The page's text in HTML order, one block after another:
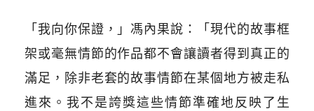
「我向你保證，」馮內果說：「現代的故事框
架或毫無情節的作品都不會讓讀者得到真正的
滿足，除非老套的故事情節在某個地方被走私
進來。我不是誇獎這些情節準確地反映了生